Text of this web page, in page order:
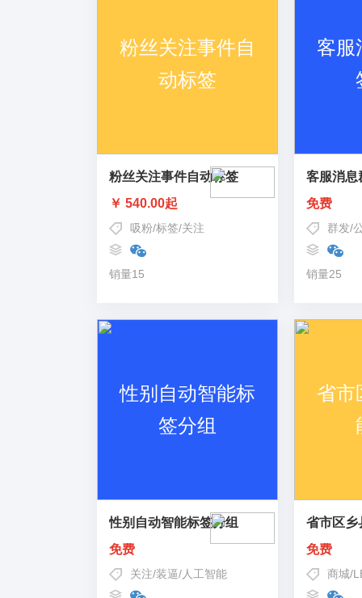
粉丝关注事件自动标签
￥ 540.00起
吸粉/标签/关注
销量15
客服消息
免费
群发/
销量25
性别自动智能标签分组
免费
关注/装逼/人工智能
省市区乡
免费
商城/